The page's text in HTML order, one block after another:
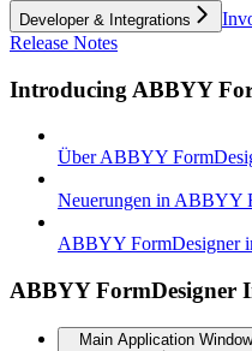
Developer & Integrations
Release Notes
Introducing ABBYY
Über ABBYY
Neuerungen in ABBYY
ABBYY FormDesigner
ABBYY FormDesigner
Main Application Window